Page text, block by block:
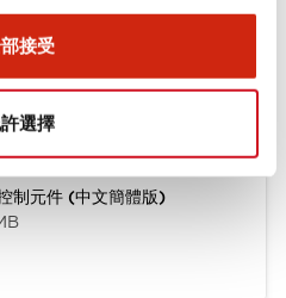
接受
選擇
元件 (中文簡體版)